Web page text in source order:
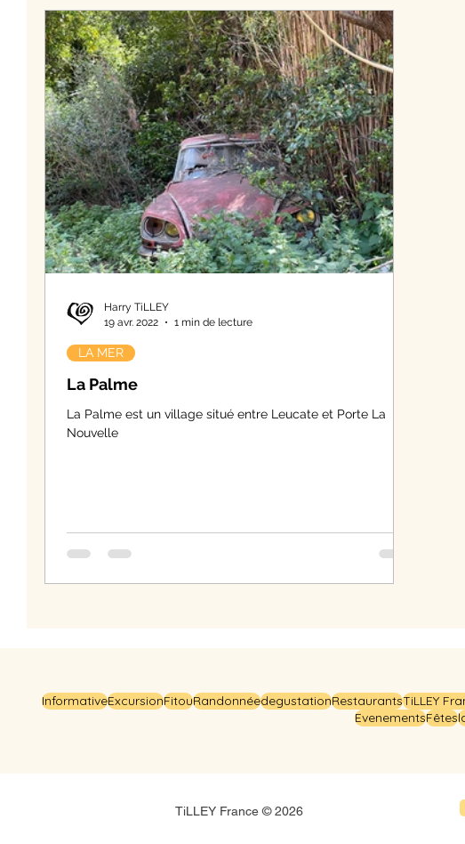
La Palme
La Palme est un village situé entre Leucate et Porte La
Nouvelle
LA MER
Harry TiLLEY
19 avr. 2022
1 min de lecture
InformativeExcursionFitouRandonnéedegustationRestaurantsTiLLEY
EvenementsFêtes
TiLLEY France © 2026